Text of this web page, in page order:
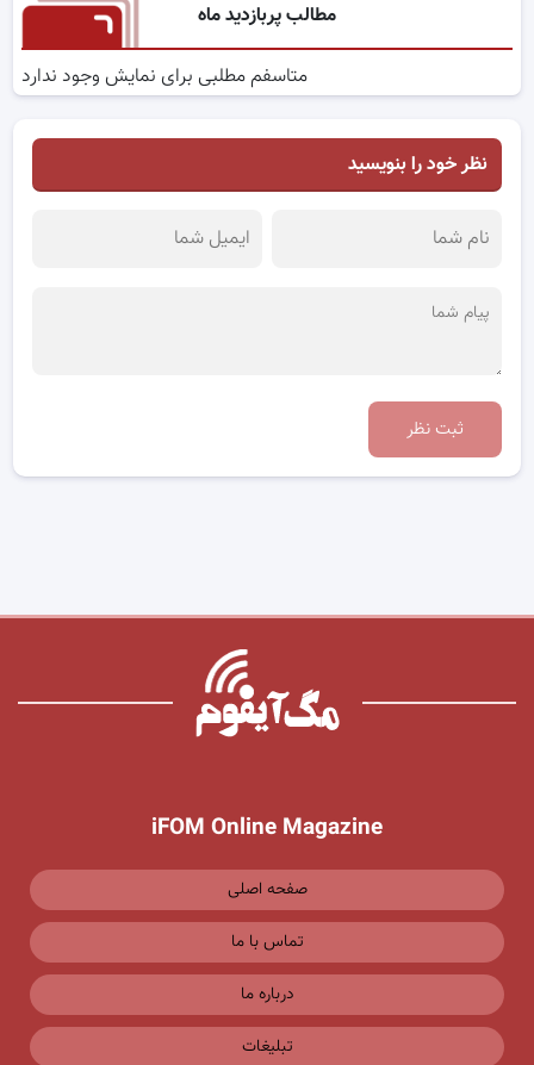
مطالب پربازدید ماه
متاسفم مطلبی برای نمایش وجود ندارد
نظر خود را بنویسید
ثبت نظر
iFOM Online Magazine
صفحه اصلی
تماس با ما
درباره ما
تبلیغات